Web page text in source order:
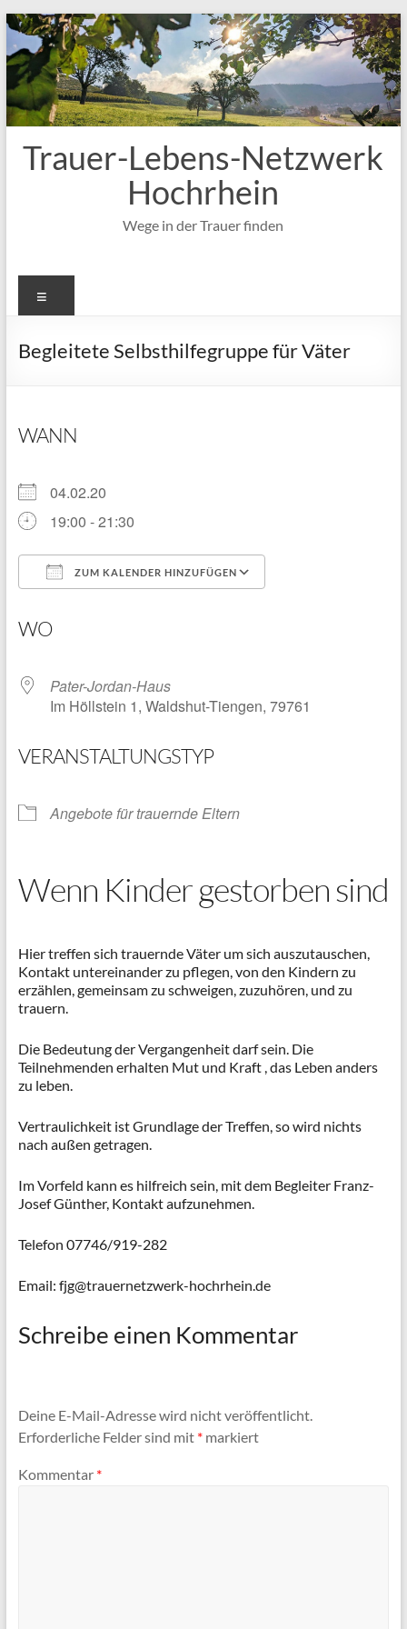
Zum
Inhalt
springen
Trauer-Lebens-Netzwerk
Hochrhein
Wege in der Trauer finden
Begleitete Selbsthilfegruppe für Väter
WANN
04.02.20
19:00 - 21:30
ZUM KALENDER HINZUFÜGEN
WO
Pater-Jordan-Haus
Im Höllstein 1, Waldshut-Tiengen, 79761
VERANSTALTUNGSTYP
Angebote für trauernde Eltern
Wenn Kinder gestorben sind
Hier treffen sich trauernde Väter um sich auszutauschen,
Kontakt untereinander zu pflegen, von den Kindern zu
erzählen, gemeinsam zu schweigen, zuzuhören, und zu
trauern.
Die Bedeutung der Vergangenheit darf sein. Die
Teilnehmenden erhalten Mut und Kraft , das Leben anders
zu leben.
Vertraulichkeit ist Grundlage der Treffen, so wird nichts
nach außen getragen.
Im Vorfeld kann es hilfreich sein, mit dem Begleiter Franz-
Josef Günther, Kontakt aufzunehmen.
Telefon 07746/919-282
Email: fjg@trauernetzwerk-hochrhein.de
Schreibe einen Kommentar
Deine E-Mail-Adresse wird nicht veröffentlicht.
Erforderliche Felder sind mit *markiert
Kommentar *